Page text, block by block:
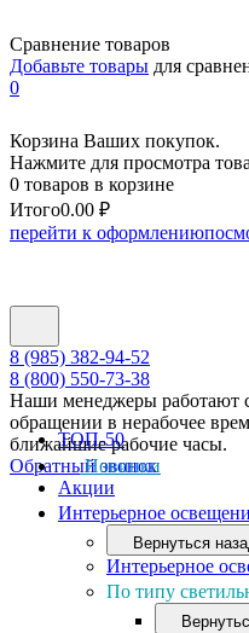
Сравнение товаров
Добавьте товары для
0
Корзина Ваших покупок.
Нажмите для просмотра
0 товаров в корзине
Итого0.00 ₽
перейти к оформлению
8 (985) 382-94-52
8 (800) 550-73-38
Наши менеджеры работают
обращении в нерабочее
ближайшие рабочие часы.
Обратный звонок
ТОП-50
Новинки
Акции
Интерьерное
Вернуться
Интерьерное
По типу